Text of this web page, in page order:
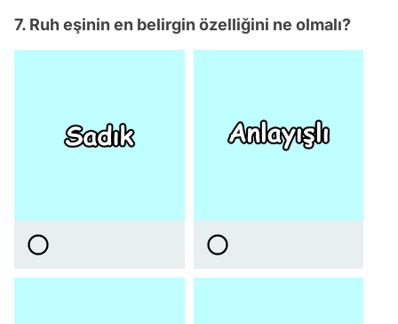
7. Ruh eşinin en belirgin özelliğini ne olmalı?